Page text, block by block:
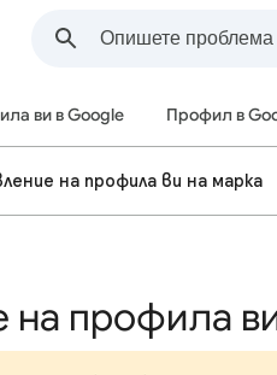
ви в Google Профил в
на профила ви на марка
на профила